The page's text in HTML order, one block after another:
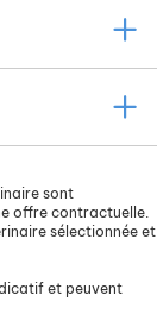
sont
offre contractuelle.
sélectionnée et
et peuvent